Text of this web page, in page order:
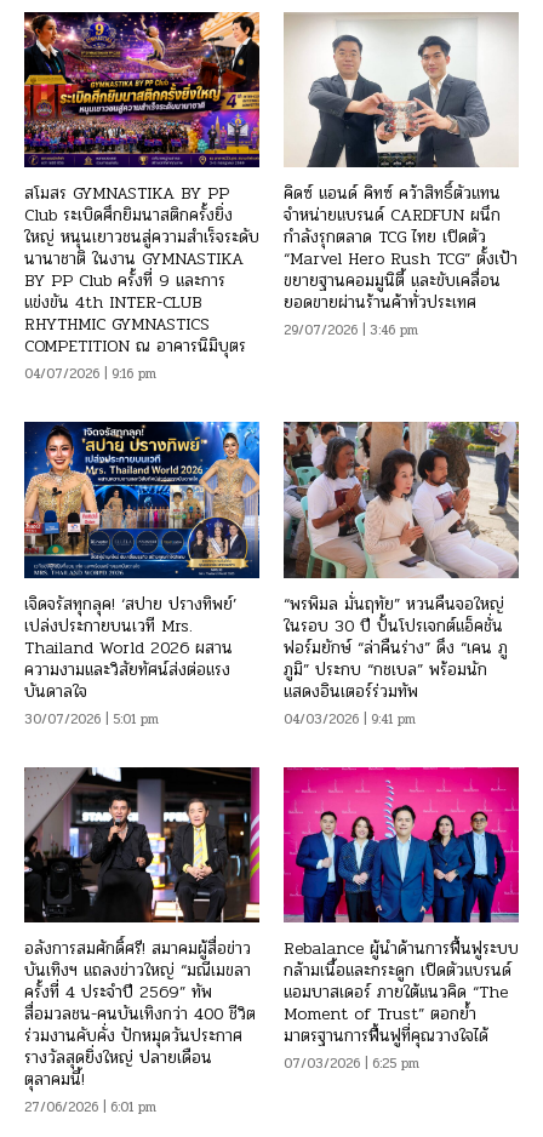
สโมสร GYMNASTIKA BY PP
Club ระเบิดศึกยิมนาสติกครั้งยิ่ง
ใหญ่ หนุนเยาวชนสู่ความสำเร็จระดับ
นานาชาติ ในงาน GYMNASTIKA
BY PP Club ครั้งที่ 9 และการ
แข่งขัน 4th INTER-CLUB
RHYTHMIC GYMNASTICS
COMPETITION ณ อาคารนิมิบุตร
04/07/2026 | 9:16 pm
คิดซ์ แอนด์ คิทซ์ คว้าสิทธิ์ตัวแทน
จำหน่ายแบรนด์ CARDFUN ผนึก
กำลังรุกตลาด TCG ไทย เปิดตัว
“Marvel Hero Rush TCG” ตั้งเป้า
ขยายฐานคอมมูนิตี้ และขับเคลื่อน
ยอดขายผ่านร้านค้าทั่วประเทศ
29/07/2026 | 3:46 pm
เจิดจรัสทุกลุค! ‘สปาย ปรางทิพย์’
เปล่งประกายบนเวที Mrs.
Thailand World 2026 ผสาน
ความงามและวิสัยทัศน์ส่งต่อแรง
บันดาลใจ
30/07/2026 | 5:01 pm
“พรพิมล มั่นฤทัย” หวนคืนจอใหญ่
ในรอบ 30 ปี ปั้นโปรเจกต์แอ็คชั่น
ฟอร์มยักษ์ “ล่าคืนร่าง” ดึง “เคน ภู
ภูมิ” ประกบ “กชเบล” พร้อมนัก
แสดงอินเตอร์ร่วมทัพ
04/03/2026 | 9:41 pm
อลังการสมศักดิ์ศรี! สมาคมผู้สื่อข่าว
บันเทิงฯ แถลงข่าวใหญ่ “มณีเมขลา
ครั้งที่ 4 ประจำปี 2569” ทัพ
สื่อมวลชน-คนบันเทิงกว่า 400 ชีวิต
ร่วมงานคับคั่ง ปักหมุดวันประกาศ
รางวัลสุดยิ่งใหญ่ ปลายเดือน
ตุลาคมนี้!
27/06/2026 | 6:01 pm
Rebalance ผู้นำด้านการฟื้นฟูระบบ
กล้ามเนื้อและกระดูก เปิดตัวแบรนด์
แอมบาสเดอร์ ภายใต้แนวคิด “The
Moment of Trust” ตอกย้ำ
มาตรฐานการฟื้นฟูที่คุณวางใจได้
07/03/2026 | 6:25 pm